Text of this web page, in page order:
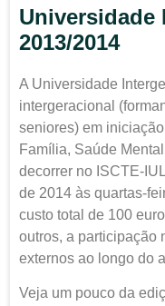
Universidade
2013/2014
A Universidade
intergeracional
seniores) em
Família, Saúde
decorrer no ISCTE-
de 2014 às quartas-
custo total de 100
outros, a participação
externos ao longo do
Veja um pouco da